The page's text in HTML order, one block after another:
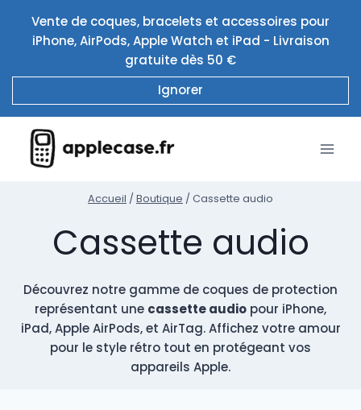
contenu
Vente de coques, bracelets et accessoires pour
iPhone, AirPods, Apple Watch et iPad - Livraison
gratuite dès 50 €
Ignorer
Accueil / Boutique / Cassette audio
Cassette audio
Découvrez notre gamme de coques de protection
représentant une cassette audio pour iPhone,
iPad, Apple AirPods, et AirTag. Affichez votre amour
pour le style rétro tout en protégeant vos
appareils Apple.